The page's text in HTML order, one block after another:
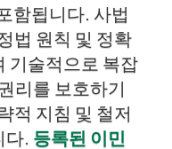
함됩니다. 사법
법 원칙 및 정확
기술적으로 복잡
리를 보호하기
적 지침 및 철저
다. 등록된 이민